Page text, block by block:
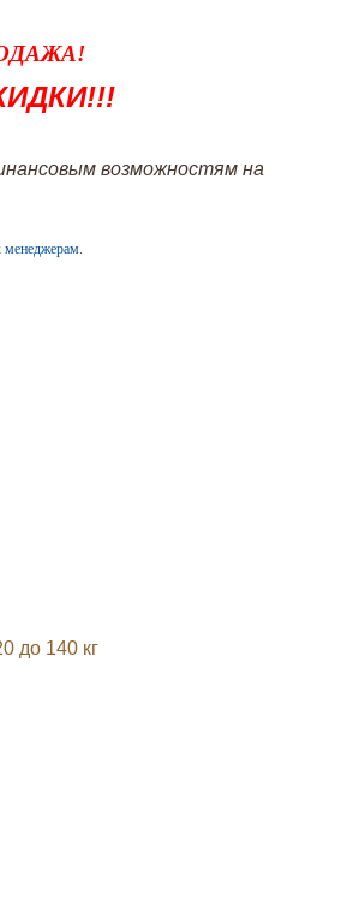
возможностям на
менеджерам
до 140 кг